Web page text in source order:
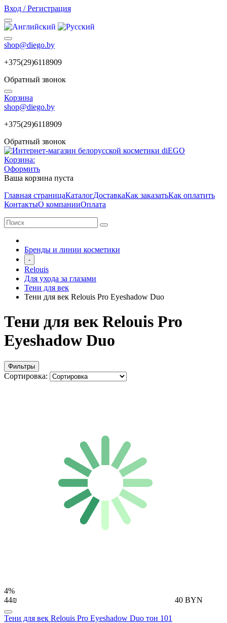
Вход / Регистрация
shop@diego.by
+375(29)6118909
Обратный звонок
Корзина
shop@diego.by
+375(29)6118909
Обратный звонок
Корзина:
Оформить
Ваша корзина пуста
Главная страницаКаталогДоставкаКак заказатьКак оплатить
КонтактыО компанииОплата
Бренды и линии косметики
-
Relouis
Для ухода за глазами
Тени для век
Тени для век Relouis Pro Eyeshadow Duo
Тени для век Relouis Pro
Eyeshadow Duo
Фильтры
Сортировка:
4%
44₪
40 BYN
Тени для век Relouis Pro Eyeshadow Duo тон 101